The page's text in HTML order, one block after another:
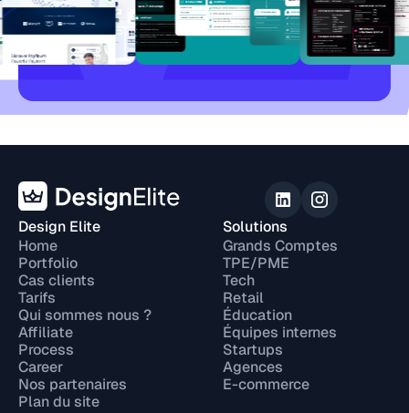
Design Elite
Home
Portfolio
Cas clients
Tarifs
Qui sommes nous ?
Affiliate
Process
Career
Nos partenaires
Plan du site
Solutions
Grands Comptes
TPE/PME
Tech
Retail
Éducation
Équipes internes
Startups
Agences
E-commerce